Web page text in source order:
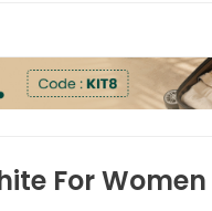
For Women